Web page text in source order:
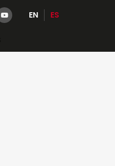
EN ES